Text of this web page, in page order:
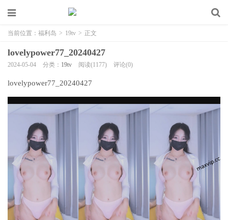
当前位置： 福利岛 > 19tv > 正文
lovelypower77_20240427
2024-05-04 分类： 19tv 阅读(1177) 评论(0)
lovelypower77_20240427